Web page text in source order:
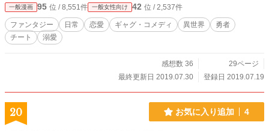
一般漫画 95 位 / 8,551件 一般女性向け 42 位 / 2,537件
ファンタジー 日常 恋愛 ギャグ・コメディ 異世界
勇者
チート
溺愛
感想数 36
29ページ
最終更新日 2019.07.30
登録日 2019.07.19
20 お気に入り追加 4